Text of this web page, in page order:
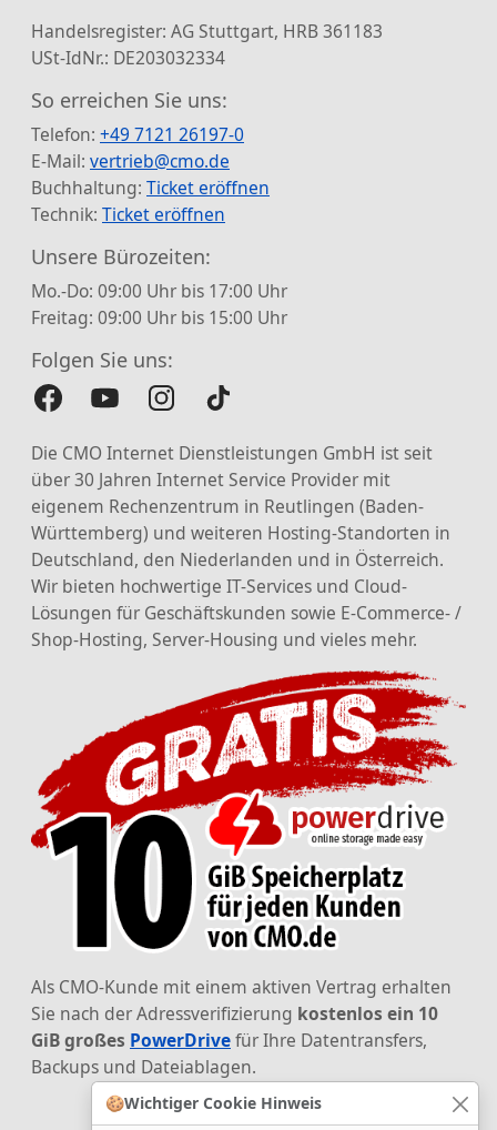
🍪Wichtiger Cookie Hinweis
Handelsregister: AG Stuttgart, HRB 361183
USt-IdNr.: DE203032334
So erreichen Sie uns:
Telefon: +49 7121 26197-0
E-Mail: vertrieb@cmo.de
Buchhaltung: Ticket eröffnen
Technik: Ticket eröffnen
Unsere Bürozeiten:
Mo.-Do: 09:00 Uhr bis 17:00 Uhr
Freitag: 09:00 Uhr bis 15:00 Uhr
Folgen Sie uns:
Die CMO Internet Dienstleistungen GmbH ist seit
über 30 Jahren Internet Service Provider mit
eigenem Rechenzentrum in Reutlingen (Baden-
Württemberg) und weiteren Hosting-Standorten in
Deutschland, den Niederlanden und in Österreich.
Wir bieten hochwertige IT-Services und Cloud-
Lösungen für Geschäftskunden sowie E-Commerce- /
Shop-Hosting, Server-Housing und vieles mehr.
Als CMO-Kunde mit einem aktiven Vertrag erhalten
Sie nach der Adressverifizierung kostenlos ein 10
GiB großes PowerDrivefür Ihre Datentransfers,
Backups und Dateiablagen.